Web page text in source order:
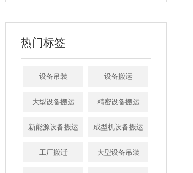
热门标签
设备吊装 设备搬运
大型设备搬运 精密设备搬运
新能源设备搬运 成型机设备搬运
工厂搬迁 大型设备吊装